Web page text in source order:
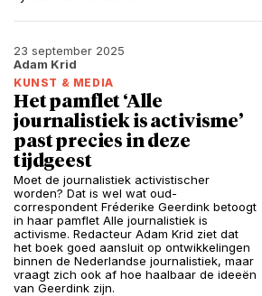
23 september 2025
Adam Krid
KUNST & MEDIA
Het pamflet ‘Alle
journalistiek is activisme’
past precies in deze
tijdgeest
Moet de journalistiek activistischer
worden? Dat is wel wat oud-
correspondent Fréderike Geerdink betoogt
in haar pamflet Alle journalistiek is
activisme. Redacteur Adam Krid ziet dat
het boek goed aansluit op ontwikkelingen
binnen de Nederlandse journalistiek, maar
vraagt zich ook af hoe haalbaar de ideeën
van Geerdink zijn.